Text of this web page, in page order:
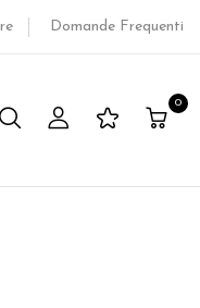
Domande Frequenti
0